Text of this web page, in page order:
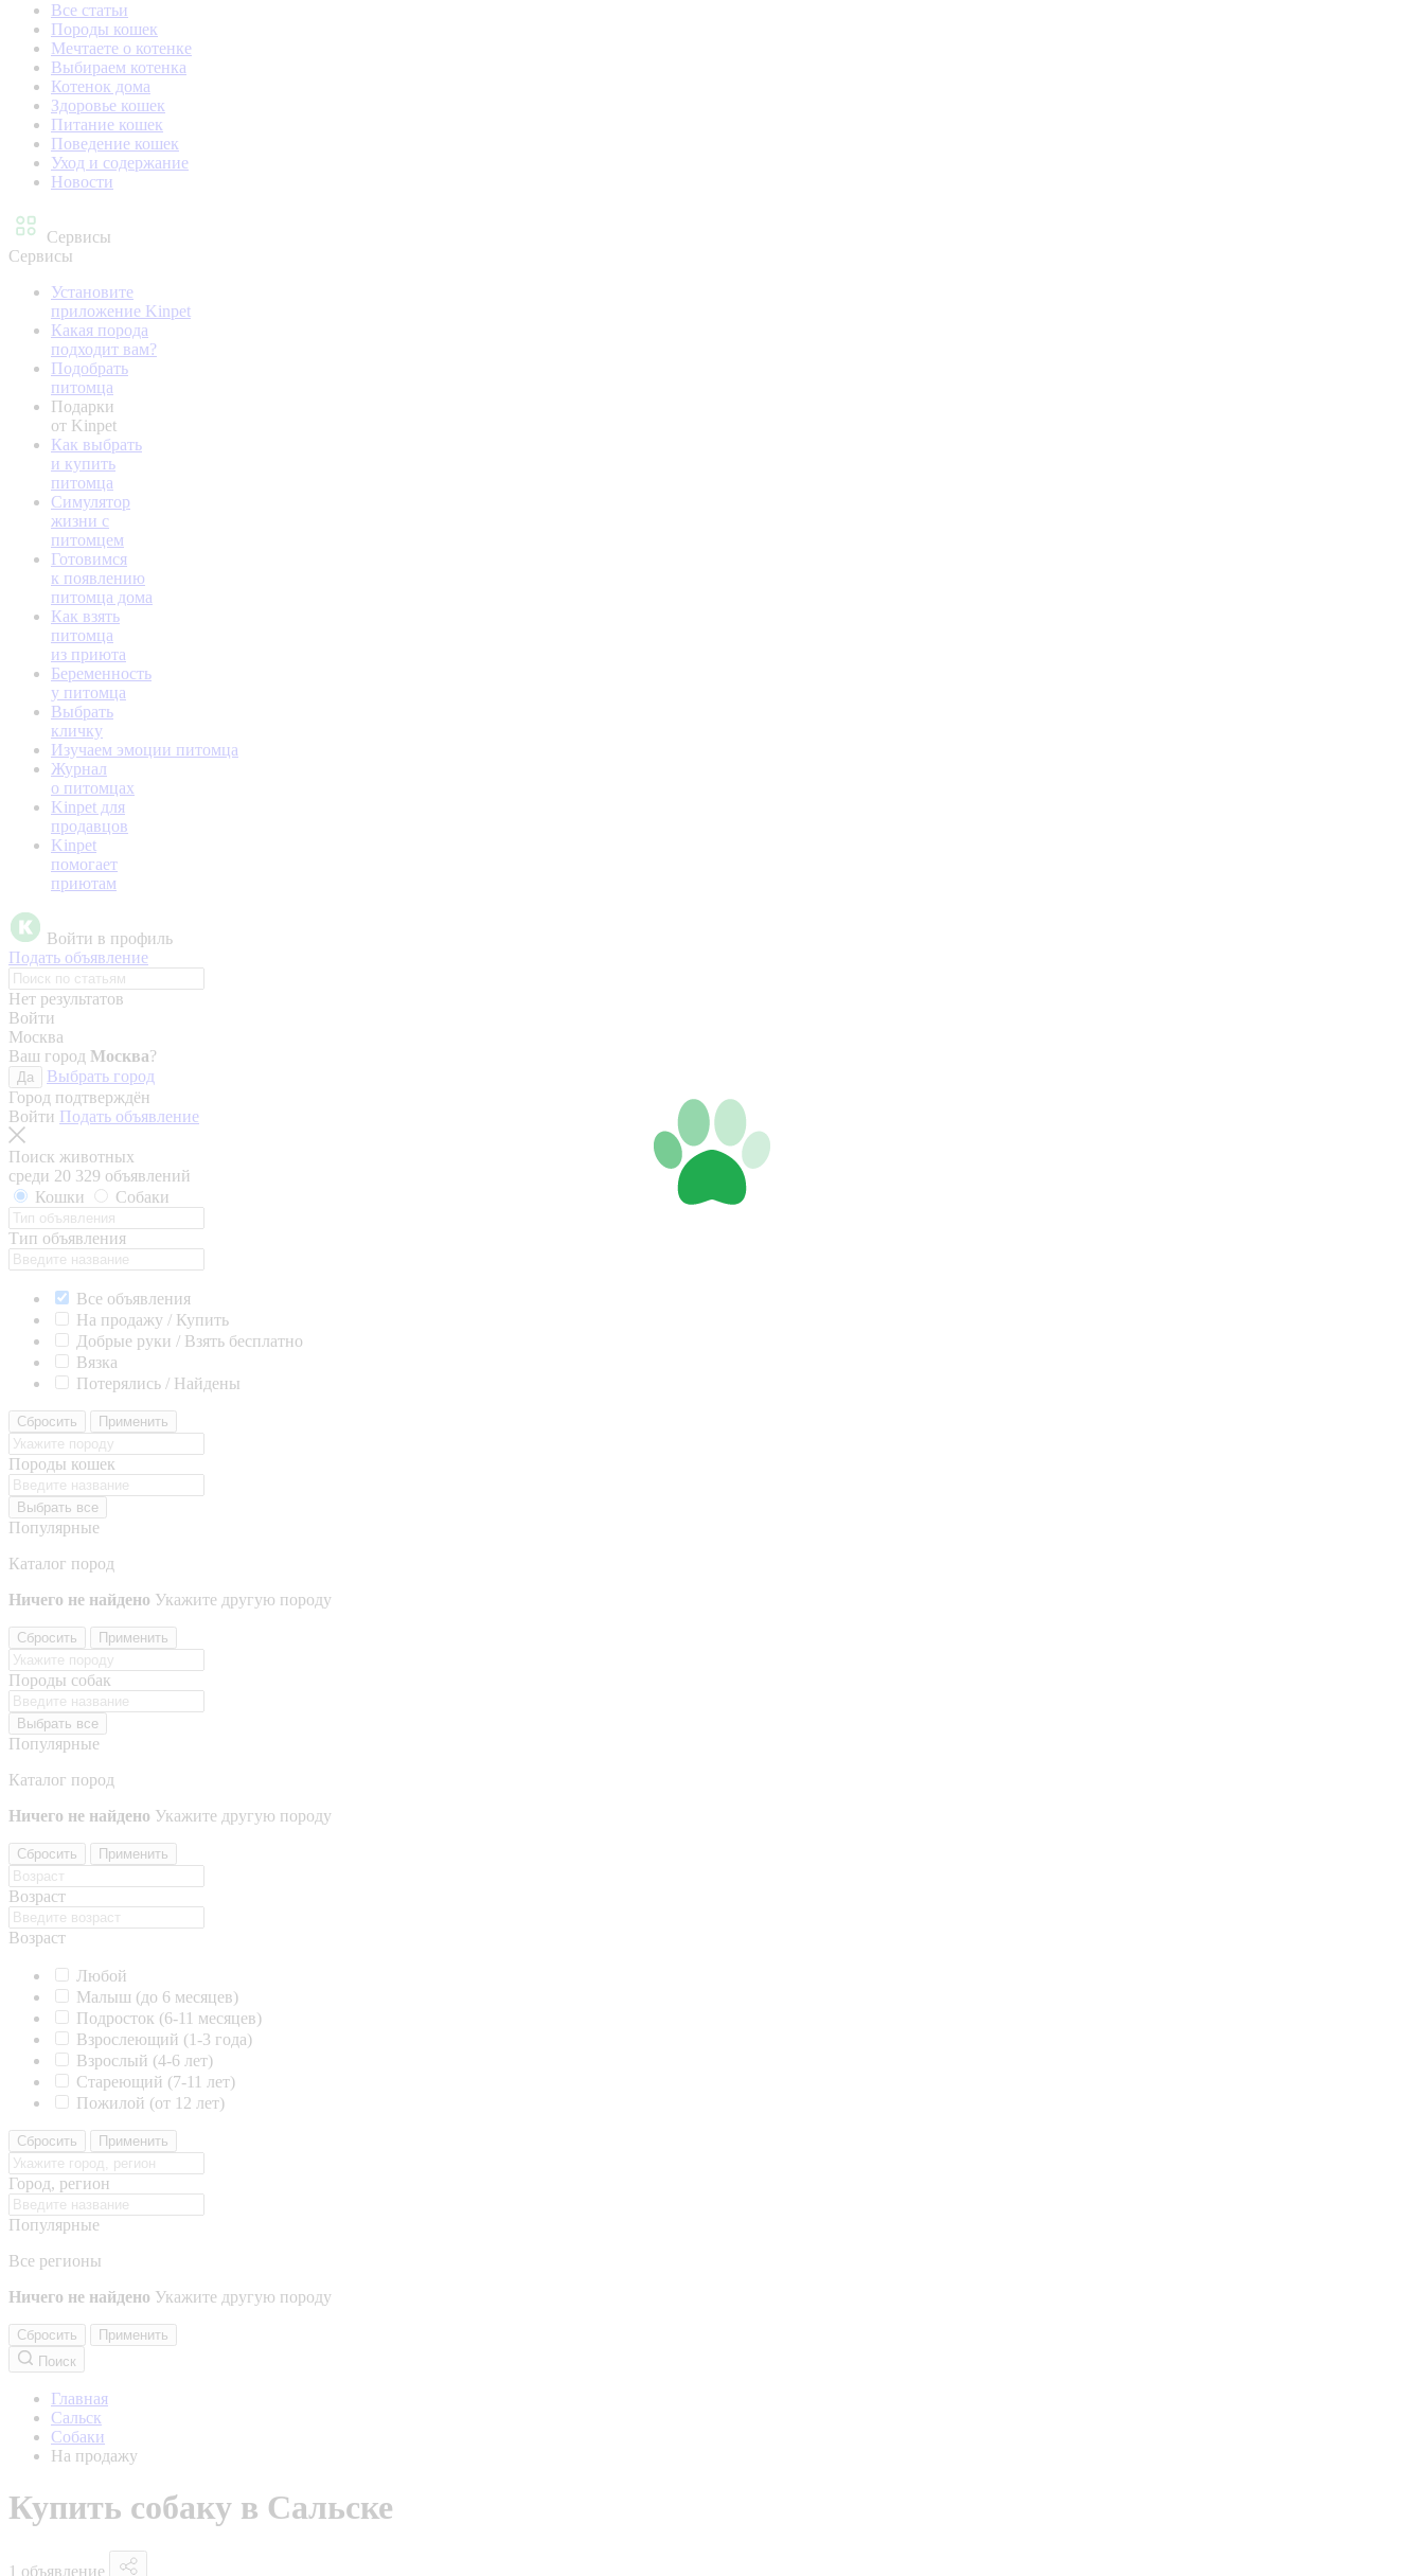
Все статьи
Породы кошек
Мечтаете о котенке
Выбираем котенка
Котенок дома
Здоровье кошек
Питание кошек
Поведение кошек
Уход и содержание
Новости
Сервисы
Сервисы
Установите
приложение Kinpet
Какая порода
подходит вам?
Подобрать
питомца
Подарки
от Kinpet
Как выбрать
и купить
питомца
Симулятор
жизни с
питомцем
Готовимся
к появлению
питомца дома
Как взять
питомца
из приюта
Беременность
у питомца
Выбрать
кличку
Изучаем эмоции питомца
Журнал
о питомцах
Kinpet для
продавцов
Kinpet
помогает
приютам
Войти в профиль
Подать объявление
Нет результатов
Войти
Москва
Ваш город Москва?
Да
Выбрать город
Город подтверждён
Войти Подать объявление
Поиск животных
среди 20 329 объявлений
Кошки
Собаки
Тип объявления
Все объявления
На продажу / Купить
Добрые руки / Взять бесплатно
Вязка
Потерялись / Найдены
Сбросить Применить
Породы кошек
Выбрать все
Популярные
Каталог пород
Ничего не найдено Укажите другую породу
Сбросить Применить
Породы собак
Выбрать все
Популярные
Каталог пород
Ничего не найдено Укажите другую породу
Сбросить Применить
Возраст
Возраст
Любой
Малыш (до 6 месяцев)
Подросток (6-11 месяцев)
Взрослеющий (1-3 года)
Взрослый (4-6 лет)
Стареющий (7-11 лет)
Пожилой (от 12 лет)
Сбросить Применить
Город, регион
Популярные
Все регионы
Ничего не найдено Укажите другую породу
Сбросить
Применить
Поиск
Главная
Сальск
Собаки
На продажу
Купить собаку в Сальске
1 объявление